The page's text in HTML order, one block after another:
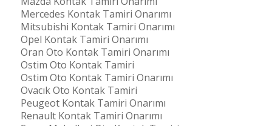
Mercedes Kontak Tamiri Onarımı
Mitsubishi Kontak Tamiri Onarımı
Opel Kontak Tamiri Onarımı
Oran Oto Kontak Tamiri Onarımı
Ostim Oto Kontak Tamiri
Ostim Oto Kontak Tamiri Onarımı
Ovacık Oto Kontak Tamiri
Peugeot Kontak Tamiri Onarımı
Renault Kontak Tamiri Onarımı